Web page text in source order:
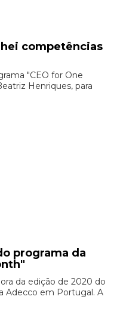
competências
"CEO for One
Henriques, para
programa da
da edição de 2020 do
Adecco em Portugal. A